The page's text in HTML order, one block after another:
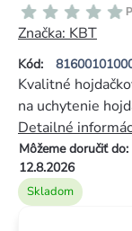
Kód:
Priemerné
hodnotenie
produktu
je
z
5
hviezdičiek.
Značka: KBT
Skladom
Môžeme doručiť do:
12.8.2026
Kvalitné
na uchytenie
Detailné